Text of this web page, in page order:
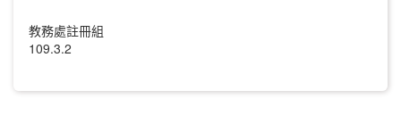
教務處註冊組
109.3.2